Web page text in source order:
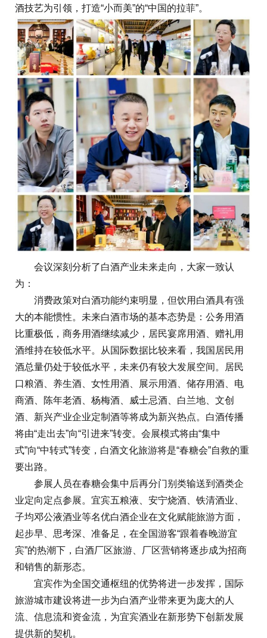
酒技艺为引领，打造“小而美”的“中国的拉菲”。
会议深刻分析了白酒产业未来走向，大家一致认
为：
消费政策对白酒功能约束明显，但饮用白酒具有强
大的本能惯性。未来白酒市场的基本态势是：公务用酒
比重极低，商务用酒继续减少，居民宴席用酒、赠礼用
酒维持在较低水平。从国际数据比较来看，我国居民用
酒总量仍处于较低水平，未来仍有较大发展空间。居民
口粮酒、养生酒、女性用酒、展示用酒、储存用酒、电
商酒、陈年老酒、杨梅酒、威士忌酒、白兰地、文创
酒、新兴产业企业定制酒等将成为新兴热点。白酒传播
将由“走出去”向“引进来”转变。会展模式将由“集中
式”向“中转式”转变，白酒文化旅游将是“春糖会”自救的重
要出路。
参展人员在春糖会集中后再分门别类输送到酒类企
业定向定点参展。宜宾五粮液、安宁烧酒、铁清酒业、
子均邓公液酒业等名优白酒企业在文化赋能旅游方面，
起步早、思考深、准备足，在全国游客“跟着春晚游宜
宾”的热潮下，白酒厂区旅游、厂区营销将逐步成为招商
和销售的新形态。
宜宾作为全国交通枢纽的优势将进一步发挥，国际
旅游城市建设将进一步为白酒产业带来更为庞大的人
流、信息流和资金流，为宜宾酒业在新形势下创新发展
提供新的契机。